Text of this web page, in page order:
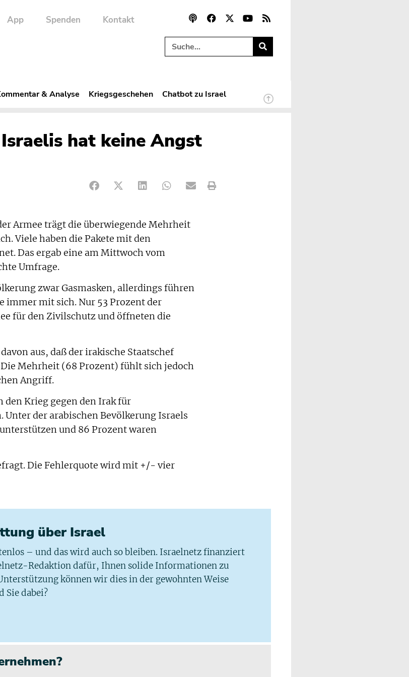
App Spenden Kontakt
& Analyse Kriegsgeschehen Chatbot zu Israel
hat keine Angst
Armee trägt die überwiegende Mehrheit
Viele haben die Pakete mit den
Das ergab eine am Mittwoch vom
Umfrage.
zwar Gasmasken, allerdings führen
immer mit sich. Nur 53 Prozent der
für den Zivilschutz und öffneten die
aus, daß der irakische Staatschef
Mehrheit (68 Prozent) fühlt sich jedoch
Angriff.
den Krieg gegen den Irak für
Unter der arabischen Bevölkerung Israels
und 86 Prozent waren
Die Fehlerquote wird mit +/- vier
über Israel
– und das wird auch so bleiben. Israelnetz finanziert
Redaktion dafür, Ihnen solide Informationen zu
können wir dies in der gewohnten Weise
Sie dabei?